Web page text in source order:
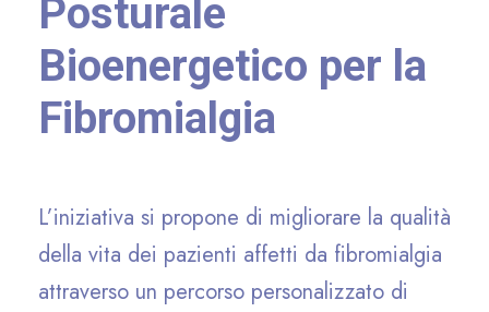
Posturale
Bioenergetico per la
Fibromialgia
L’iniziativa si propone di migliorare la qualità
della vita dei pazienti affetti da fibromialgia
attraverso un percorso personalizzato di